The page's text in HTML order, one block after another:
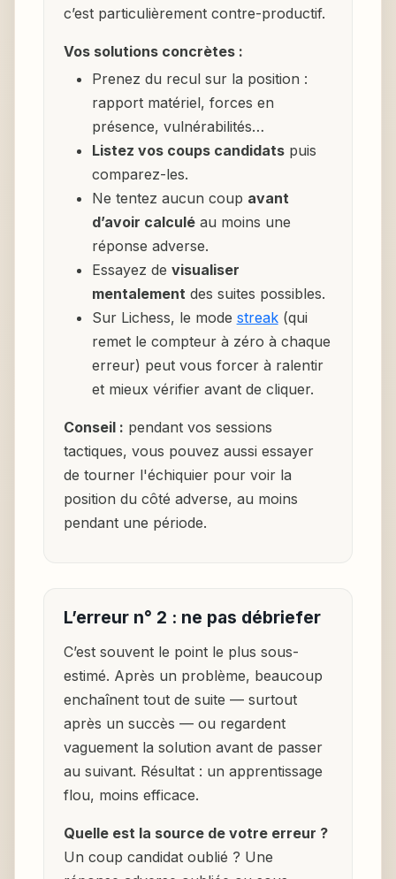
c’est particulièrement contre-productif.
Vos solutions concrètes :
Prenez du recul sur la position :
rapport matériel, forces en
présence, vulnérabilités…
Listez vos coups candidatspuis
comparez-les.
Ne tentez aucun coup avant
d’avoir calculéau moins une
réponse adverse.
Essayez de visualiser
mentalementdes suites possibles.
Sur Lichess, le mode streak(qui
remet le compteur à zéro à chaque
erreur) peut vous forcer à ralentir
et mieux vérifier avant de cliquer.
Conseil : pendant vos sessions
tactiques, vous pouvez aussi essayer
de tourner l'échiquier pour voir la
position du côté adverse, au moins
pendant une période.
L’erreur n° 2 : ne pas débriefer
C’est souvent le point le plus sous-
estimé. Après un problème, beaucoup
enchaînent tout de suite — surtout
après un succès — ou regardent
vaguement la solution avant de passer
au suivant. Résultat : un apprentissage
flou, moins efficace.
Quelle est la source de votre erreur ?
Un coup candidat oublié ? Une